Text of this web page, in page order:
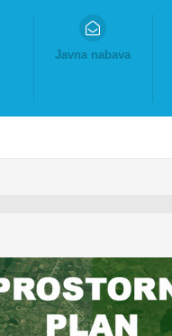
Javna nabava